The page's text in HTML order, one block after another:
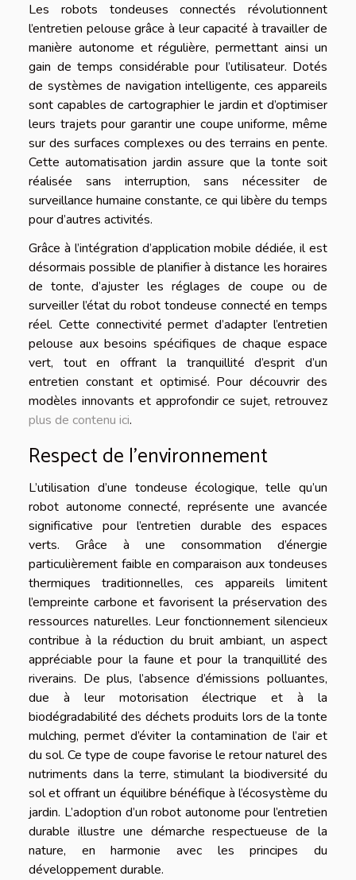
Les robots tondeuses connectés révolutionnent
l’entretien pelouse grâce à leur capacité à travailler de
manière autonome et régulière, permettant ainsi un
gain de temps considérable pour l’utilisateur. Dotés
de systèmes de navigation intelligente, ces appareils
sont capables de cartographier le jardin et d’optimiser
leurs trajets pour garantir une coupe uniforme, même
sur des surfaces complexes ou des terrains en pente.
Cette automatisation jardin assure que la tonte soit
réalisée sans interruption, sans nécessiter de
surveillance humaine constante, ce qui libère du temps
pour d’autres activités.
Grâce à l’intégration d’application mobile dédiée, il est
désormais possible de planifier à distance les horaires
de tonte, d’ajuster les réglages de coupe ou de
surveiller l’état du robot tondeuse connecté en temps
réel. Cette connectivité permet d’adapter l’entretien
pelouse aux besoins spécifiques de chaque espace
vert, tout en offrant la tranquillité d’esprit d’un
entretien constant et optimisé. Pour découvrir des
modèles innovants et approfondir ce sujet, retrouvez
plus de contenu ici.
Respect de l’environnement
L’utilisation d’une tondeuse écologique, telle qu’un
robot autonome connecté, représente une avancée
significative pour l’entretien durable des espaces
verts. Grâce à une consommation d’énergie
particulièrement faible en comparaison aux tondeuses
thermiques traditionnelles, ces appareils limitent
l’empreinte carbone et favorisent la préservation des
ressources naturelles. Leur fonctionnement silencieux
contribue à la réduction du bruit ambiant, un aspect
appréciable pour la faune et pour la tranquillité des
riverains. De plus, l’absence d’émissions polluantes,
due à leur motorisation électrique et à la
biodégradabilité des déchets produits lors de la tonte
mulching, permet d’éviter la contamination de l’air et
du sol. Ce type de coupe favorise le retour naturel des
nutriments dans la terre, stimulant la biodiversité du
sol et offrant un équilibre bénéfique à l’écosystème du
jardin. L’adoption d’un robot autonome pour l’entretien
durable illustre une démarche respectueuse de la
nature, en harmonie avec les principes du
développement durable.